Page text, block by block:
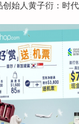
始人黄子衍：时代